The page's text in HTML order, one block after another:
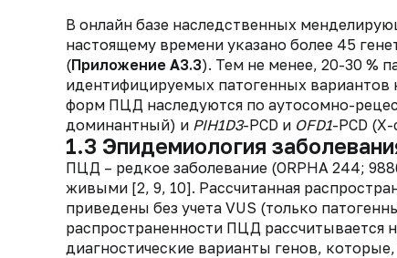
В онлайн базе наследственных
настоящему времени указано более 45
(Приложение А3.3). Тем не менее, 20-30 %
идентифицируемых патогенных вариантов
форм ПЦД наследуются по аутосомно-
доминантный) и PIH1D3-PCD и OFD1-PCD
1.3 Эпидемиология
ПЦД – редкое заболевание (ORPHA 244;
живыми [2, 9, 10]. Рассчитанная
приведены без учета VUS (только
распространенности ПЦД рассчитывается
диагностические варианты генов,